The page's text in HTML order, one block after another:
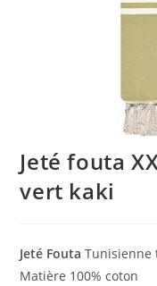
Jeté fouta
vert kaki
Jeté Fouta Tunisienne
Matière 100% coton